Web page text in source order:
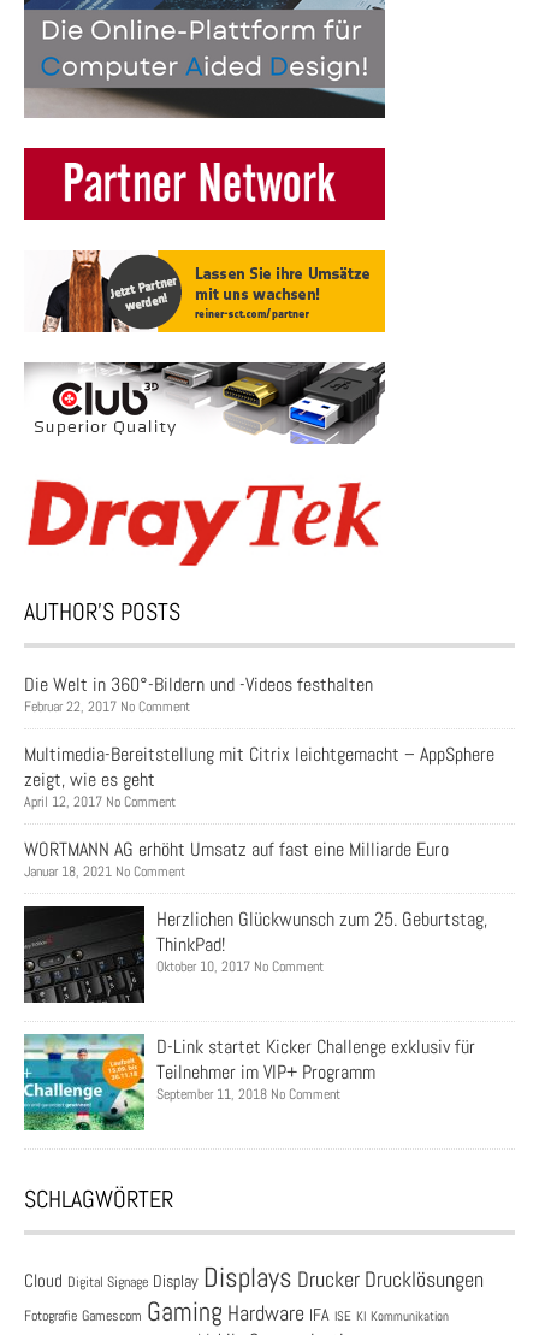
AUTHOR’S POSTS
Die Welt in 360°-Bildern und -Videos festhalten
Februar 22, 2017 No Comment
Multimedia-Bereitstellung mit Citrix leichtgemacht – AppSphere
zeigt, wie es geht
April 12, 2017 No Comment
WORTMANN AG erhöht Umsatz auf fast eine Milliarde Euro
Januar 18, 2021 No Comment
Herzlichen Glückwunsch zum 25. Geburtstag,
ThinkPad!
Oktober 10, 2017 No Comment
D-Link startet Kicker Challenge exklusiv für
Teilnehmer im VIP+ Programm
September 11, 2018 No Comment
SCHLAGWÖRTER
Cloud Digital Signage Display Displays Drucker Drucklösungen
Fotografie Gamescom Gaming Hardware IFA ISE KI Kommunikation